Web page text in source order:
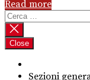
Read more
Ricerca
per:
Close
Sezioni